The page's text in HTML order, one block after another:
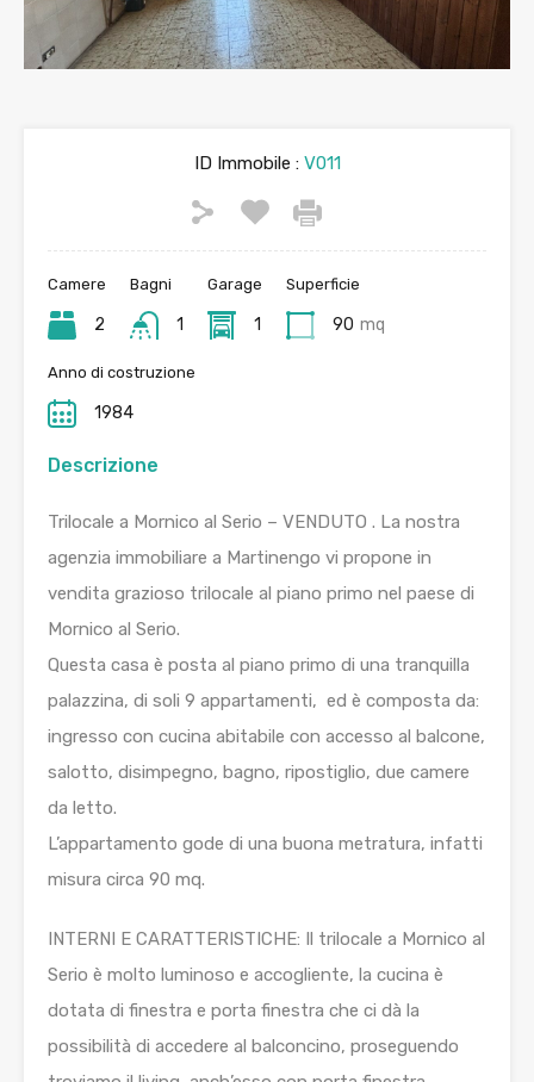
ID Immobile :V011
Camere
2
Bagni
1
Garage
1
Superficie
90 mq
Anno di costruzione
1984
Descrizione
Trilocale a Mornico al Serio – VENDUTO . La nostra
agenzia immobiliare a Martinengo vi propone in
vendita grazioso trilocale al piano primo nel paese di
Mornico al Serio.
Questa casa è posta al piano primo di una tranquilla
palazzina, di soli 9 appartamenti, ed è composta da:
ingresso con cucina abitabile con accesso al balcone,
salotto, disimpegno, bagno, ripostiglio, due camere
da letto.
L’appartamento gode di una buona metratura, infatti
misura circa 90 mq.
INTERNI E CARATTERISTICHE: Il trilocale a Mornico al
Serio è molto luminoso e accogliente, la cucina è
dotata di finestra e porta finestra che ci dà la
possibilità di accedere al balconcino, proseguendo